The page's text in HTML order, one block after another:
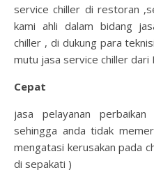
service chiller di restoran
kami ahli dalam bidang
chiller , di dukung para
mutu jasa service chiller dari
Cepat
jasa pelayanan
sehingga anda tidak
mengatasi kerusakan pada
di sepakati )